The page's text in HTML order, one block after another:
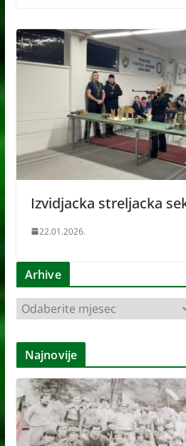
Izvidjacka streljacka
22.01.2026.
Arhive
r
h
v
e
Najnovije